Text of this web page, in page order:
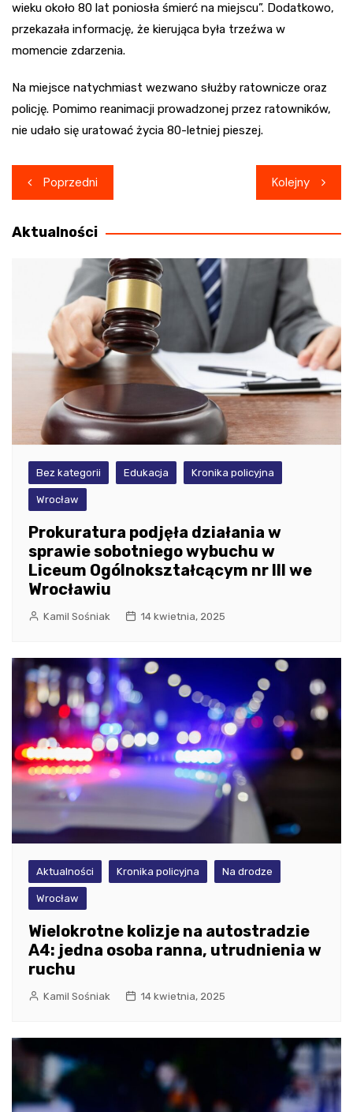
wieku około 80 lat poniosła śmierć na miejscu”. Dodatkowo,
przekazała informację, że kierująca była trzeźwa w
momencie zdarzenia.
Na miejsce natychmiast wezwano służby ratownicze oraz
policję. Pomimo reanimacji prowadzonej przez ratowników,
nie udało się uratować życia 80-letniej pieszej.
Nawigacja
wpisu
Poprzedni Kolejny
Aktualności
Bez kategorii Edukacja Kronika policyjna
Wrocław
Prokuratura podjęła działania w
sprawie sobotniego wybuchu w
Liceum Ogólnokształcącym nr III we
Wrocławiu
Kamil Sośniak 14 kwietnia, 2025
Aktualności Kronika policyjna Na drodze
Wrocław
Wielokrotne kolizje na autostradzie
A4: jedna osoba ranna, utrudnienia w
ruchu
Kamil Sośniak 14 kwietnia, 2025